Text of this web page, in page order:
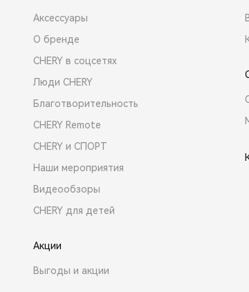
Аксессуары
О бренде
CHERY в соцсетях
Люди CHERY
Благотворительность
CHERY Remote
CHERY и СПОРТ
Наши мероприятия
Видеообзоры
CHERY для детей
Акции
Выгоды и акции